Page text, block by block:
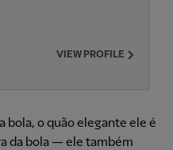
VIEW PROFILE
bola, o quão elegante ele é
da bola — ele também